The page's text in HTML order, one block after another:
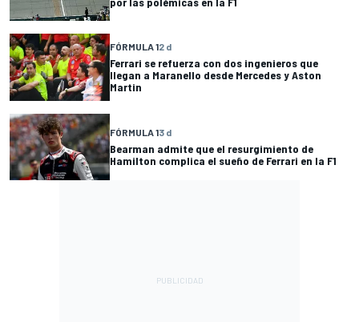
FÓRMULA 12 d
Ferrari se refuerza con dos ingenieros que
llegan a Maranello desde Mercedes y Aston
Martin
FÓRMULA 13 d
Bearman admite que el resurgimiento de
Hamilton complica el sueño de Ferrari en la F1